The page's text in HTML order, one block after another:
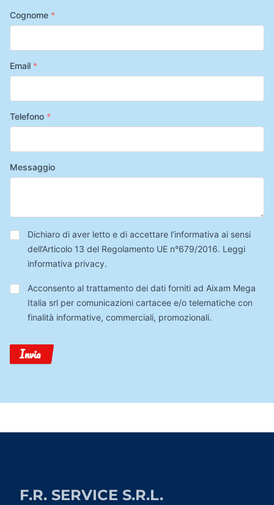
Cognome *
Email *
Telefono *
Messaggio
Privacy*
Dichiaro di aver letto e di accettare l’informativa ai sensi
dell’Articolo 13 del Regolamento UE n°679/2016. Leggi
informativa privacy.
Trattamento
Dati
Acconsento al trattamento dei dati forniti ad Aixam Mega
Italia srl per comunicazioni cartacee e/o telematiche con
finalità informative, commerciali, promozionali.
Invia
F.R. SERVICE S.R.L.